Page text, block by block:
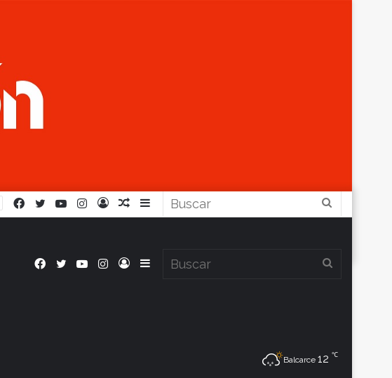
Barra
Artículo
Iniciar
Instagram
YouTube
Twitter
Facebook
Barra
Iniciar
Instagram
YouTube
Twitter
Facebook
Balcarce 12 ℃
7